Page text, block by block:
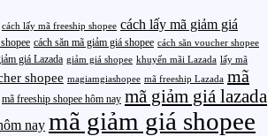
cách lấy mã freeship shopee cách lấy mã giảm giá
cách săn mã giảm giá shopee cách săn voucher shopee
giá Lazada giảm giá shopee khuyến mãi Lazada lấy mã
shopee magiamgiashopee mã freeship Lazada mã
mã freeship shopee hôm nay mã giảm giá lazada
nay mã giảm giá shopee